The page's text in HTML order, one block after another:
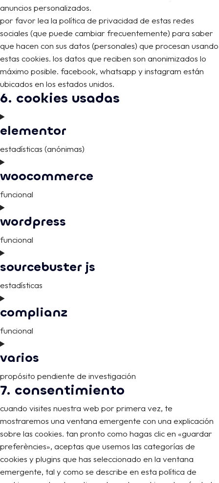
anuncios personalizados.
por favor lea la política de privacidad de estas redes
sociales (que puede cambiar frecuentemente) para saber
que hacen con sus datos (personales) que procesan usando
estas cookies. los datos que reciben son anonimizados lo
máximo posible. facebook, whatsapp y instagram están
ubicados en los estados unidos.
6. cookies usadas
elementor
estadísticas (anónimas)
consent
to
woocommerce
funcional
consent
to
wordpress
funcional
consent
to
sourcebuster js
estadísticas
consent
to
complianz
funcional
consent
to
complianz
varios
propósito pendiente de investigación
consent
7. consentimiento
cuando visites nuestra web por primera vez, te
mostraremos una ventana emergente con una explicación
sobre las cookies. tan pronto como hagas clic en «guardar
preferències», aceptas que usemos las categorías de
cookies y plugins que has seleccionado en la ventana
emergente, tal y como se describe en esta política de